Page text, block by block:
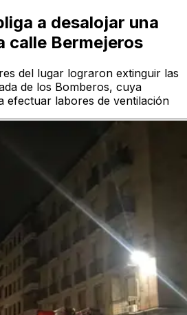
a desalojar una
calle Bermejeros
del lugar lograron extinguir las
de los Bomberos, cuya
efectuar labores de ventilación